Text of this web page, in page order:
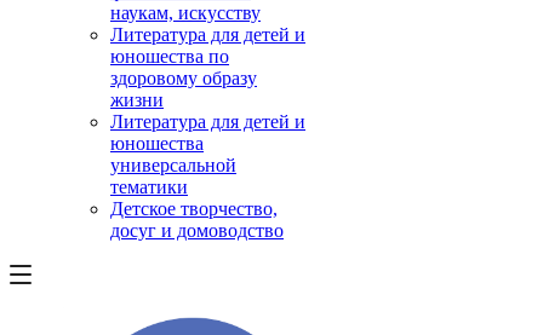
наукам, искусству
Литература для детей и
юношества по
здоровому образу
жизни
Литература для детей и
юношества
универсальной
тематики
Детское творчество,
досуг и домоводство